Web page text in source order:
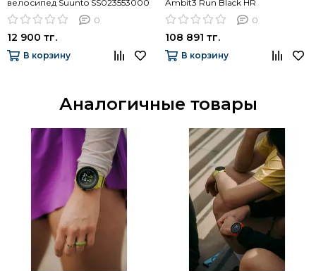
велосипед Suunto SS023553000
0
12 900 тг.
В корзину
Ambit3 Run Black HR
SS021257000
0
108 891 тг.
В корзину
Аналогичные товары